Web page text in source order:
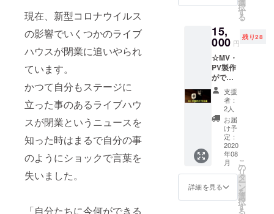
現在、新型コロナウイルス
の影響でいくつかのライブ
ハウスが閉業に追いやられ
ています。
かつて自分もステージに
立った事のあるライブハウ
スが閉業というニュースを
知った時はまるで自分の事
のようにショックで言葉を
失いました。
「自分たちに今何ができる
ブハウ
スEN-
（京都
市東山
区） ■
出演時
間 18：
00～
22：00
の間で
30分
（セッ
ティン
グ別）
OPEN
前に15
2022年
12月末
日 ※ご
希望の
日程を
お伺い
したう
えで調
整させ
ていた
だきま
す ※行
政機関
の要請
および
社会情
勢を鑑
た本格
動画を
生配信
できま
す。 無
観客で
の実施
も可能
です。
ライブ
配信に
は音響
担当、
映像担
当の2名
のス
タッフ
のみで
択
す
る
15,
000 円
残り28
☆MV・
PV製作
ができ
る権
EN-
LAB.の
ステー
ジや店
内をフ
ル活用
した
MV・
PVの撮
影＆編
集の提
供を受
支援
者：
2人
お届
け予
定：
2020
年08
月
詳細を見る
こ
の
リ
タ
ー
ン
を
選
択
す
る